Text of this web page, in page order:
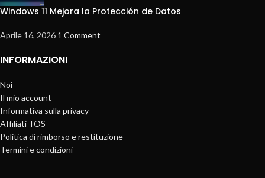
Windows 11 Mejora la Protección de Datos
Aprile 16, 2026 1 Comment
INFORMAZIONI
Noi
Il mio account
Informativa sulla privacy
Affiliati TOS
Politica di rimborso e restituzione
Termini e condizioni